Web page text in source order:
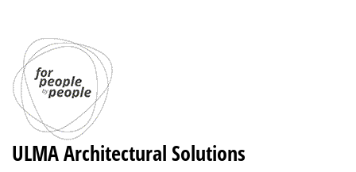
ULMA Architectural Solutions